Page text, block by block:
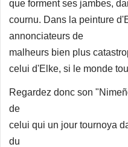
que forment ses jambes,
cournu. Dans la peinture
annonciateurs de
malheurs bien plus
celui d'Elke, si le monde
Regardez donc son
de
celui qui un jour tournoya
du